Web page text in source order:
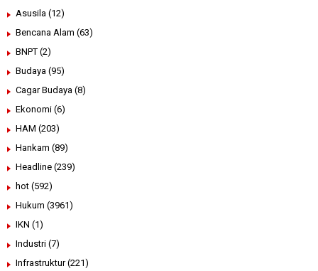
Asusila (12)
Bencana Alam (63)
BNPT (2)
Budaya (95)
Cagar Budaya (8)
Ekonomi (6)
HAM (203)
Hankam (89)
Headline (239)
hot (592)
Hukum (3961)
IKN (1)
Industri (7)
Infrastruktur (221)